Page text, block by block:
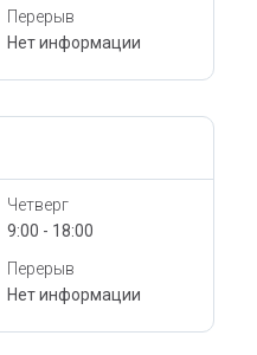
Перерыв
Нет информации
Четверг
9:00 - 18:00
Перерыв
Нет информации